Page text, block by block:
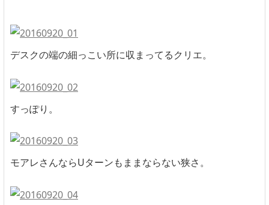
デスクの端の細っこい所に収まってるクリエ。
すっぽり。
モアレさんならUターンもままならない狭さ。